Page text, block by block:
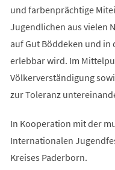
und farbenprächtige
Jugendlichen aus vielen
auf Gut Böddeken und
erlebbar wird. Im
Völkerverständigung
zur Toleranz
In Kooperation mit der
Internationalen
Kreises Paderborn.